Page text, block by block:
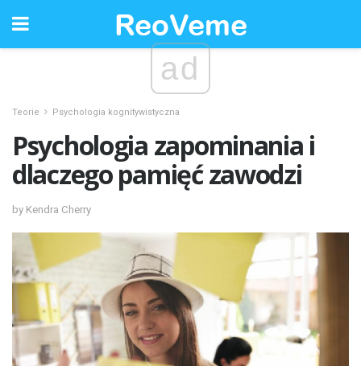
ad
Teorie Psychologia kognitywistyczna
Psychologia zapominania i
dlaczego pamięć zawodzi
by Kendra Cherry